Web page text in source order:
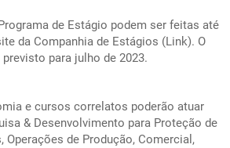
de Estágio podem ser feitas até
da Companhia de Estágios (Link). O
para julho de 2023.
e cursos correlatos poderão atuar
& Desenvolvimento para Proteção de
Operações de Produção, Comercial,